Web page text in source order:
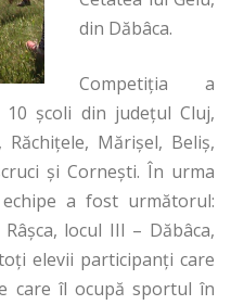
din Dăbâca.
Competiţia a
şcoli din judeţul Cluj,
Răchiţele, Mărişel, Beliş,
şi Corneşti. În urma
a fost următorul:
locul III – Dăbâca,
elevii participanţi care
care îl ocupă sportul în